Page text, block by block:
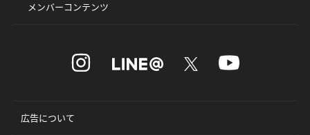
メンバーコンテンツ
広告について